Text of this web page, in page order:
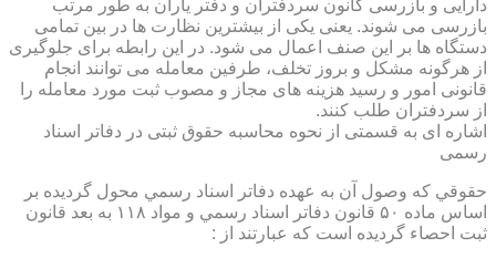
دارایی و بازرسی کانون سردفتران و دفتر یاران به طور مرتب
بازرسی می شوند. یعنی یکی از بیشترین نظارت ها در بین تمامی
دستگاه ها بر این صنف اعمال می شود. در این رابطه برای جلوگیری
از هرگونه مشکل و بروز تخلف، طرفین معامله می توانند انجام
قانونی امور و رسید هزینه های مجاز و مصوب ثبت مورد معامله را
از سردفتران طلب کنند.
اشاره ای به قسمتی از نحوه محاسبه حقوق ثبتی در دفاتر اسناد
رسمی
حقوقي كه وصول آن به عهده دفاتر اسناد رسمي محول گرديده بر
اساس ماده ۵۰ قانون دفاتر اسناد رسمي و مواد ۱۱۸ به بعد قانون
ثبت احصاء گرديده است كه عبارتند از :